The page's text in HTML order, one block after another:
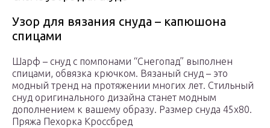
Узор для вязания снуда – капюшона
спицами
Шарф – снуд с помпонами “Снегопад” выполнен
спицами, обвязка крючком. Вязаный снуд – это
модный тренд на протяжении многих лет. Стильный
снуд оригинального дизайна станет модным
дополнением к вашему образу. Размер снуда 45х80.
Пряжа Пехорка Кроссбред